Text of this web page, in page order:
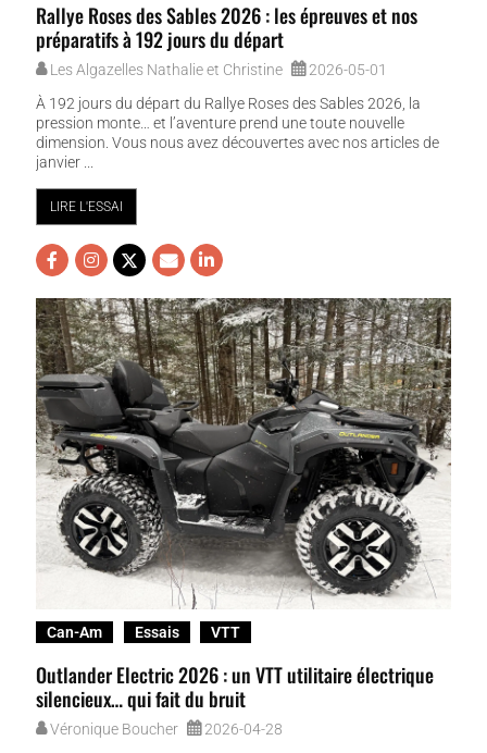
Rallye Roses des Sables 2026 : les épreuves et nos
préparatifs à 192 jours du départ
Les Algazelles Nathalie et Christine
2026-05-01
À 192 jours du départ du Rallye Roses des Sables 2026, la
pression monte… et l’aventure prend une toute nouvelle
dimension. Vous nous avez découvertes avec nos articles de
janvier ...
LIRE L'ESSAI
Can-Am Essais VTT
Outlander Electric 2026 : un VTT utilitaire électrique
silencieux… qui fait du bruit
Véronique Boucher
2026-04-28